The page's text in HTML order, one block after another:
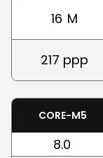
16 M
217 ppp
CORE-M5
8.0